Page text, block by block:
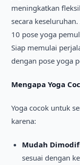
meningkatkan
secara
10 pose yoga
Siap memulai
dengan pose yoga
Mengapa Yoga
Yoga cocok untuk
karena:
Mudah
sesuai dengan